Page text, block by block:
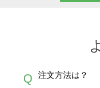
Q 注文方法は？